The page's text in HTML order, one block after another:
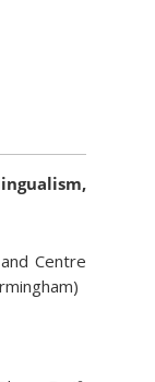
Centre